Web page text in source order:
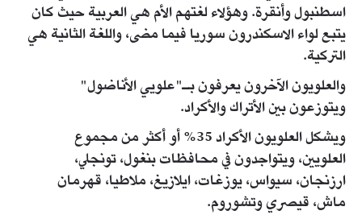
اسطنبول وأنقرة. وهؤلاء لغتهم الأم هي العربية حيث كان
يتبع لواء الاسكندرون سوريا فيما مضى، واللغة الثانية هي
التركية.
والعلويون الآخرون يعرفون بـ"علويي الأناضول"
ويتوزعون بين الأتراك والأكراد.
ويشكل العلويون الأكراد 35% أو أكثر من مجموع
العلويين، ويتواجدون في محافظات بنغول، تونجلي،
ارزنجان، سيواس، يوزغات، ايلازيغ، ملاطيا، قهرمان
ماش، قيصري وتشوروم.